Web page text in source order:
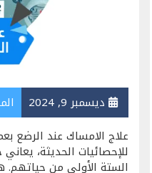
ديسمبر 9, 2024
علاج الامساك عند الرضع
الستة الأولى من حياتهم.